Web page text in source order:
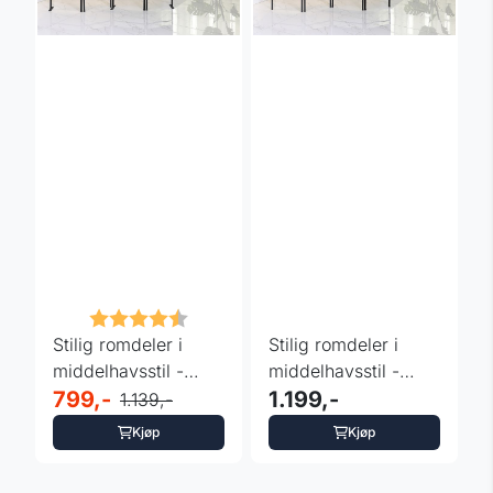
Karakter:
Stilig romdeler i
middelhavsstil -
Krem
799,- 1.139,-
Kjøp
Stilig romdeler i
middelhavsstil -
rosefarge
1.199,-
Kjøp